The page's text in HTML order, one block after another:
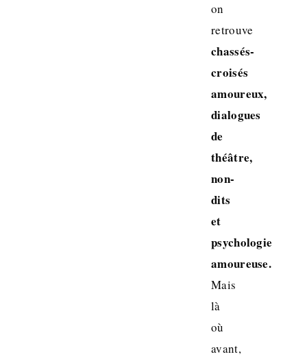
on
retrouve
chassés-
croisés
amoureux,
dialogues
de
théâtre,
non-
dits
et
psychologie
amoureuse.
Mais
là
où
avant,